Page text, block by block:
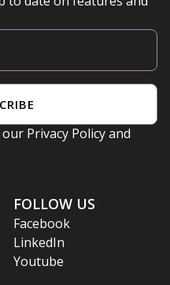
our Privacy Policyand
FOLLOW US
Facebook
LinkedIn
Youtube